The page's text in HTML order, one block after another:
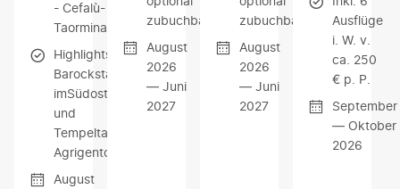
- Cefalù-
Taormina
Highlights:
Barockstädte
imSüdosten
und
Tempeltalvon
Agrigento
August
zubuchbar
August
2026
— Juni
2027
zubuchbar
August
2026
— Juni
2027
Ausflüge
i. W. v.
ca. 250
€ p. P.
September
— Oktober
2026